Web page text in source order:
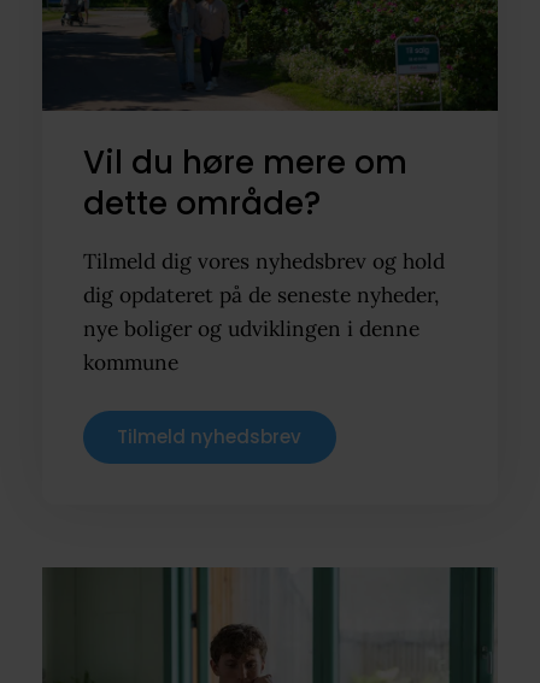
Vil du høre mere om
dette område?
Tilmeld dig vores nyhedsbrev og hold
dig opdateret på de seneste nyheder,
nye boliger og udviklingen i denne
kommune
Tilmeld nyhedsbrev